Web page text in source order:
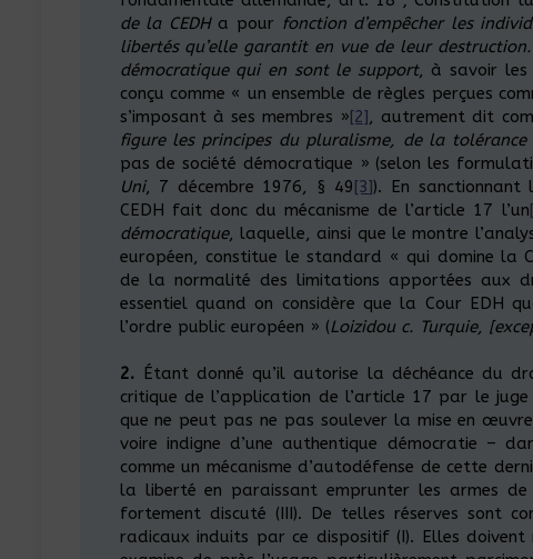
de la CEDHa pour fonction d’empêcher les
libertés qu’elle garantit en vue de leur
démocratique qui en sont le support, à savoir les
conçu comme « un ensemble de règles perçues
s’imposant à ses membres »[2], autrement dit
figure les principes du pluralisme, de la tolérance
pas de société démocratique » (selon les
Uni, 7 décembre 1976, § 49[3]). En sanctionnant
CEDH fait donc du mécanisme de l’article 17 l’un
démocratique, laquelle, ainsi que le montre
européen, constitue le standard « qui domine la
de la normalité des limitations apportées aux
essentiel quand on considère que la Cour EDH
l’ordre public européen » (Loizidou c. Turquie,
2.Étant donné qu’il autorise la déchéance du
critique de l’application de l’article 17 par le
que ne peut pas ne pas soulever la mise en
voire indigne d’une authentique démocratie –
comme un mécanisme d’autodéfense de cette
la liberté en paraissant emprunter les armes
fortement discuté (III). De telles réserves sont
radicaux induits par ce dispositif (I). Elles doivent